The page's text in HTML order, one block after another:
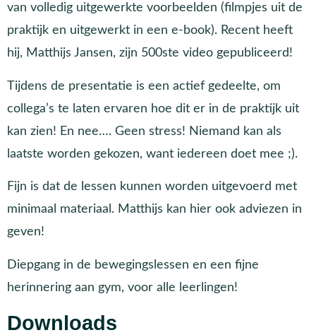
van volledig uitgewerkte voorbeelden (filmpjes uit de
praktijk en uitgewerkt in een e-book). Recent heeft
hij, Matthijs Jansen, zijn 500ste video gepubliceerd!
Tijdens de presentatie is een actief gedeelte, om
collega’s te laten ervaren hoe dit er in de praktijk uit
kan zien! En nee…. Geen stress! Niemand kan als
laatste worden gekozen, want iedereen doet mee ;).
Fijn is dat de lessen kunnen worden uitgevoerd met
minimaal materiaal. Matthijs kan hier ook adviezen in
geven!
Diepgang in de bewegingslessen en een fijne
herinnering aan gym, voor alle leerlingen!
Downloads